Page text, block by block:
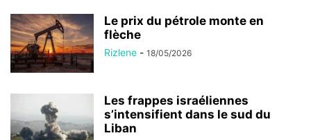
Le prix du pétrole monte en
flèche
Rizlene - 18/05/2026
Les frappes israéliennes
s’intensifient dans le sud du
Liban